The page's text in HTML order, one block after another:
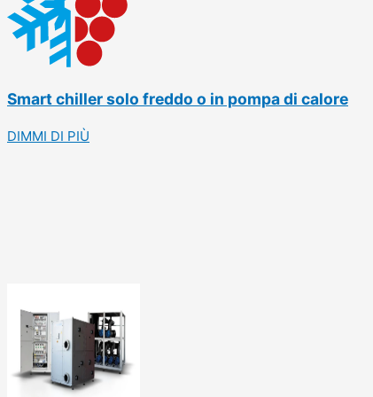
Smart chiller solo freddo o in pompa di calore
DIMMI DI PIÙ